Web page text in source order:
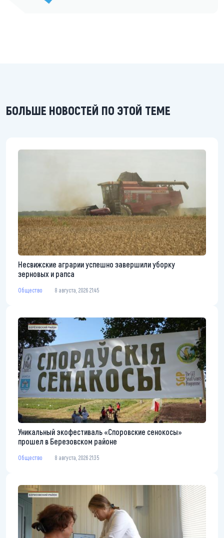
БОЛЬШЕ НОВОСТЕЙ ПО ЭТОЙ ТЕМЕ
Несвижские аграрии успешно завершили уборку
зерновых и рапса
Общество 8 августа, 2026 21:45
Уникальный экофестиваль «Споровские сенокосы»
прошел в Березовском районе
Общество 8 августа, 2026 21:35